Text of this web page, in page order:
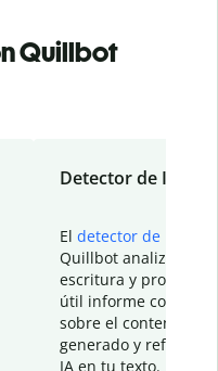
Quillbot
Detector de IA
El detector de IA
Quillbot analiza tu
escritura y
útil informe con
sobre el contenido
generado y refinado
IA en tu texto.